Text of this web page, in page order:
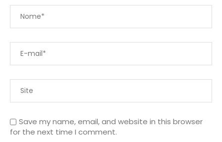
Save my name, email, and website in this browser
for the next time I comment.